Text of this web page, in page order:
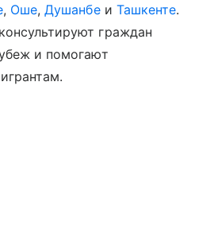
, Оше, Душанбеи Ташкенте.
граждан
и помогают